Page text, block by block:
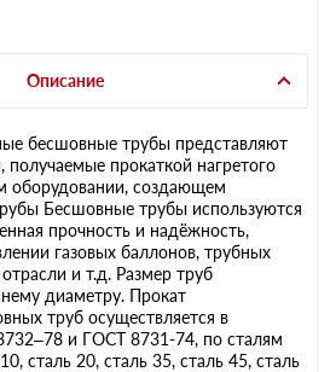
Описание
бесшовные трубы представляют
прокаткой нагретого
оборудовании, создающем
Бесшовные трубы используются
прочность и надёжность,
газовых баллонов, трубных
и т.д. Размер труб
диаметру. Прокат
труб осуществляется в
и ГОСТ 8731-74, по сталям
сталь 20, сталь 35, сталь 45, сталь